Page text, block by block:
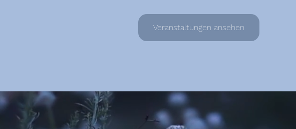
Veranstaltungen ansehen